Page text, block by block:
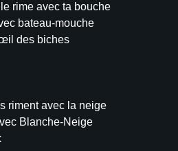
rime avec ta bouche
bateau-mouche
des biches
riment avec la neige
Blanche-Neige